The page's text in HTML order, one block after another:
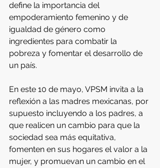
define la importancia del
empoderamiento femenino y de
igualdad de género como
ingredientes para combatir la
pobreza y fomentar el desarrollo de
un país.
En este 10 de mayo, VPSM invita a la
reflexión a las madres mexicanas, por
supuesto incluyendo a los padres, a
que realicen un cambio para que la
sociedad sea más equitativa,
fomenten en sus hogares el valor a la
mujer, y promuevan un cambio en el